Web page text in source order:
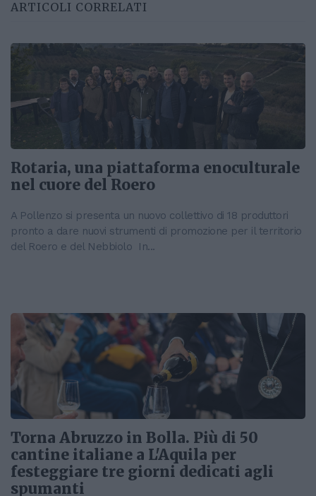
ARTICOLI CORRELATI
Rotaria, una piattaforma enoculturale
nel cuore del Roero
A Pollenzo si presenta un nuovo collettivo di 18 produttori
pronto a dare nuovi strumenti di promozione per il territorio
del Roero e del Nebbiolo In...
Torna Abruzzo in Bolla. Più di 50
cantine italiane a L'Aquila per
festeggiare tre giorni dedicati agli
spumanti